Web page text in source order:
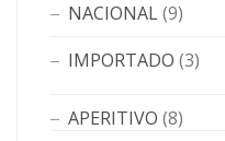
NACIONAL(9)
IMPORTADO (3)
APERITIVO (8)